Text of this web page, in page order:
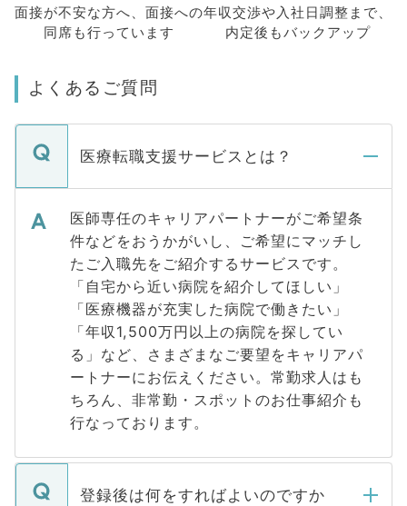
面接が不安な方へ、 面接への
同席も行っています
年収交渉や入社日調整まで、
内定後もバックアップ
よくあるご質問
医療転職支援サービスとは？
医師専任のキャリアパートナーがご希望条
件などをおうかがいし、ご希望にマッチし
たご入職先をご紹介するサービスです。
「自宅から近い病院を紹介してほしい」
「医療機器が充実した病院で働きたい」
「年収1,500万円以上の病院を探してい
る」など、さまざまなご要望をキャリアパ
ートナーにお伝えください。常勤求人はも
ちろん、非常勤・スポットのお仕事紹介も
行なっております。
登録後は何をすればよいのですか